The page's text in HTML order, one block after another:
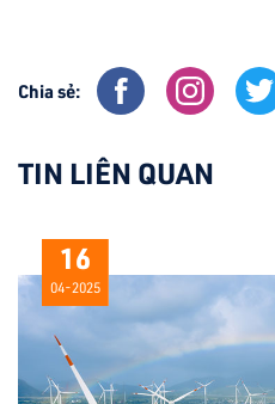
Chia sẻ:
TIN LIÊN QUAN
16
04-2025